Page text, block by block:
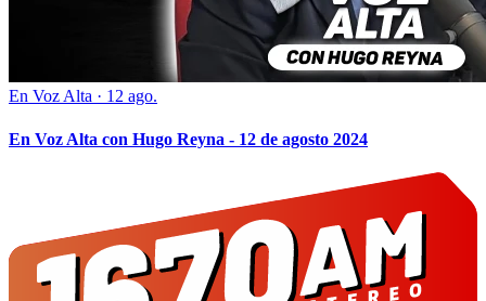
En Voz Alta · 12 ago.
En Voz Alta con Hugo Reyna - 12 de agosto 2024